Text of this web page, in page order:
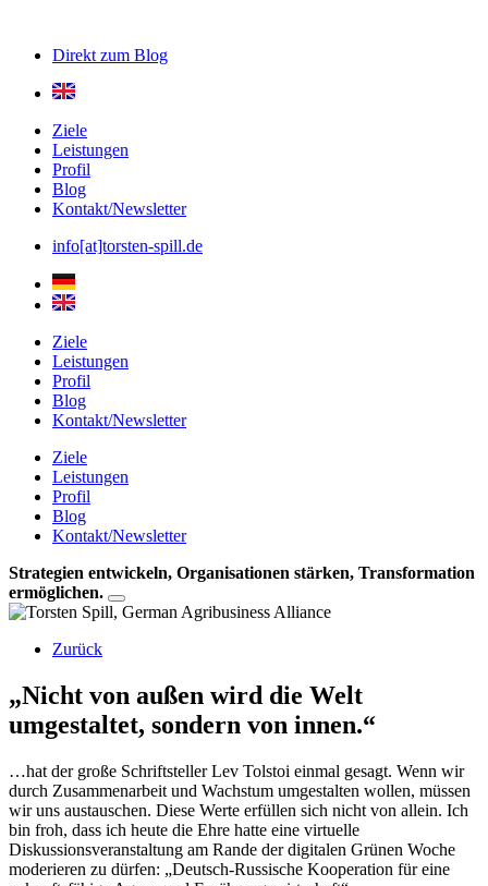
Direkt zum Blog
Ziele
Leistungen
Profil
Blog
Kontakt/Newsletter
info[at]torsten-spill.de
Ziele
Leistungen
Profil
Blog
Kontakt/Newsletter
Ziele
Leistungen
Profil
Blog
Kontakt/Newsletter
Strategien entwickeln, Organisationen stärken, Transformation
ermöglichen.
Zurück
„Nicht von außen wird die Welt
umgestaltet, sondern von innen.“
…hat der große Schriftsteller Lev Tolstoi einmal gesagt. Wenn wir
durch Zusammenarbeit und Wachstum umgestalten wollen, müssen
wir uns austauschen. Diese Werte erfüllen sich nicht von allein. Ich
bin froh, dass ich heute die Ehre hatte eine virtuelle
Diskussionsveranstaltung am Rande der digitalen Grünen Woche
moderieren zu dürfen: „Deutsch-Russische Kooperation für eine